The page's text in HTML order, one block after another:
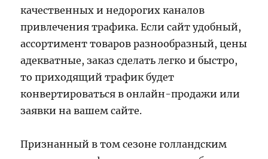
качественных и недорогих каналов
привлечения трафика. Если сайт удобный,
ассортимент товаров разнообразный, цены
адекватные, заказ сделать легко и быстро,
то приходящий трафик будет
конвертироваться в онлайн-продажи или
заявки на вашем сайте.
Признанный в том сезоне голландским